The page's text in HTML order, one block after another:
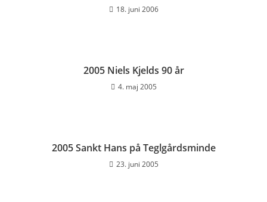
18. juni 2006
2005 Niels Kjelds 90 år
4. maj 2005
2005 Sankt Hans på Teglgårdsminde
23. juni 2005